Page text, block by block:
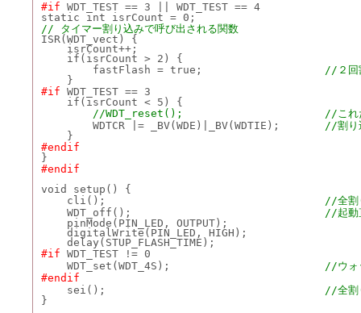
#if WDT_TEST == 3 || WDT_TEST == 4
static int isrCount = 0;
// タイマー割り込みで呼び出される関数
ISR(WDT_vect) {
isrCount++;
if(isrCount > 2) {
fastFlash = true; //２回
}
#if WDT_TEST == 3
if(isrCount < 5) {
//WDT_reset();
//これ
WDTCR |= _BV(WDE)|_BV(WDTIE); //割り
}
#endif
}
#endif
void setup() {
cli(); //全割
WDT_off(); //起動
pinMode(PIN_LED, OUTPUT);
digitalWrite(PIN_LED, HIGH);
delay(STUP_FLASH_TIME);
#if WDT_TEST != 0
WDT_set(WDT_4S); //ウォ
#endif
sei(); //全割
}